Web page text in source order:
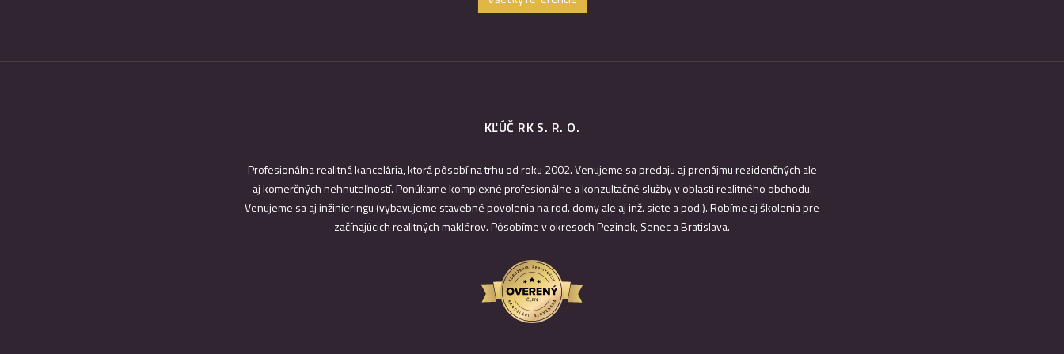
Profesionálna realitná kancelária, ktorá pôsobí na trhu od roku 2002. Venujeme sa predaju aj prenájmu rezidenčných ale
aj komerčných nehnuteľností. Ponúkame komplexné profesionálne a konzultačné služby v oblasti realitného obchodu.
začínajúcich realitných maklérov. Pôsobíme v okresoch Pezinok, Senec a Bratislava.
HĽADÁM